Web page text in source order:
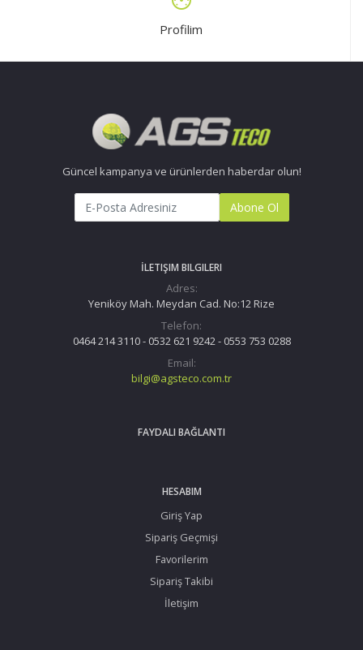
Profilim
Güncel kampanya ve ürünlerden haberdar olun!
Abone Ol
İLETIŞIM BILGILERI
Adres:
Yeniköy Mah. Meydan Cad. No:12 Rize
Telefon:
0464 214 3110 - 0532 621 9242 - 0553 753 0288
Email:
bilgi@agsteco.com.tr
FAYDALI BAĞLANTI
HESABIM
Giriş Yap
Sipariş Geçmişi
Favorilerim
Sipariş Takibi
İletişim